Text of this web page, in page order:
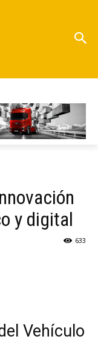
y digital
633
Vehículo